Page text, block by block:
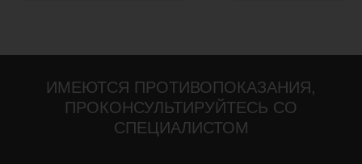
ИМЕЮТСЯ ПРОТИВОПОКАЗАНИЯ,
ПРОКОНСУЛЬТИРУЙТЕСЬ СО
СПЕЦИАЛИСТОМ